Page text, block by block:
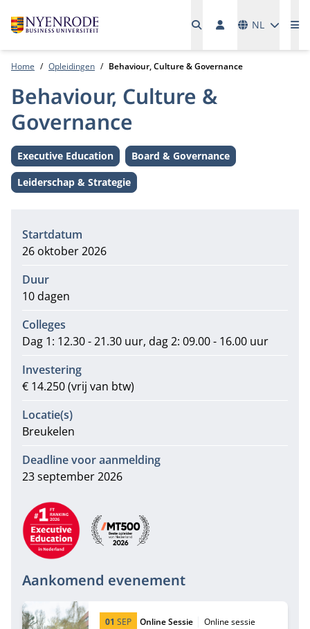
NL
Home Opleidingen Behaviour, Culture & Governance
Behaviour, Culture &
Governance
Level:
Executive Education Thema:
Board & Governance
Thema:
Leiderschap & Strategie
Informatie
Startdatum
26 oktober 2026
Duur
10 dagen
Colleges
Dag 1: 12.30 - 21.30 uur, dag 2: 09.00 - 16.00 uur
Investering
€ 14.250 (vrij van btw)
Locatie(s)
Breukelen
Deadline voor aanmelding
23 september 2026
Aanbevelingen
Aankomend evenement
Startdatum:
01 SEP Type:
Online Sessie Locatie:
Online sessie